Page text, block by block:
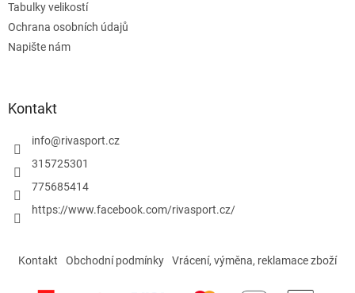
Tabulky velikostí
Ochrana osobních údajů
Napište nám
Kontakt
info@rivasport.cz
315725301
775685414
https://www.facebook.com/rivasport.cz/
Kontakt Obchodní podmínky Vrácení, výměna, reklamace zboží